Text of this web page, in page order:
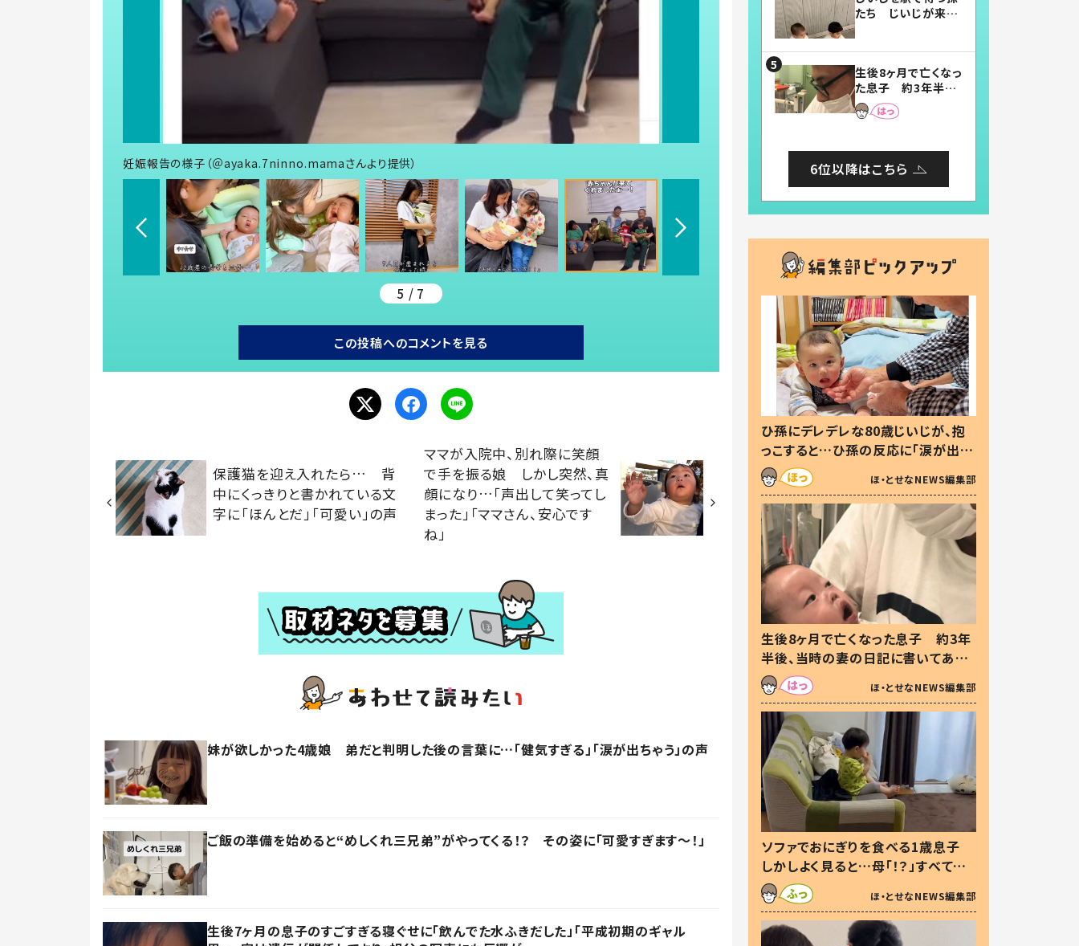
妊娠報告の様子（＠ayaka.7ninno.mamaさんより提供）
5 / 7
この投稿へのコメントを見る
保護猫を迎え入れたら… 背
中にくっきりと書かれている文
字に「ほんとだ」「可愛い」の声
ママが入院中、別れ際に笑顔
で手を振る娘 しかし突然、真
顔になり…「声出して笑ってし
まった」「ママさん、安心です
ね」
妹が欲しかった4歳娘 弟だと判明した後の言葉に…「健気すぎる」「涙が出ちゃう」の声
ご飯の準備を始めると“めしくれ三兄弟”がやってくる！？ その姿に「可愛すぎます〜！」
生後7ヶ月の息子のすごすぎる寝ぐせに「飲んでた水ふきだした」「平成初期のギャル
たち じいじが来た
まらない」「幸せにな
れる」
生後8ヶ月で亡くなっ
た息子 約3年半
後、当時の妻の日記
に書いてあった本音
6位以降はこちら
ひ孫にデレデレな80歳じいじが、抱
っこすると…ひ孫の反応に「涙が出ま
した」「可愛くて仕方ない」
ほ・とせなNEWS編集部
生後8ヶ月で亡くなった息子 約3年
半後、当時の妻の日記に書いてあっ
た本音とは
ほ・とせなNEWS編集部
ソファでおにぎりを食べる1歳息子
しかしよく見ると…母「！？」すべてを
察した母の投稿に「可愛いから許
す！」「現行犯〜」
ほ・とせなNEWS編集部